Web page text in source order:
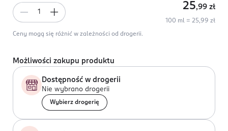
25,99 zł
100 ml = 25,99 zł
Ceny mogą się różnić w zależności od drogerii.
Możliwości zakupu produktu
Dostępność w drogerii
Nie wybrano drogerii
Wybierz drogerię